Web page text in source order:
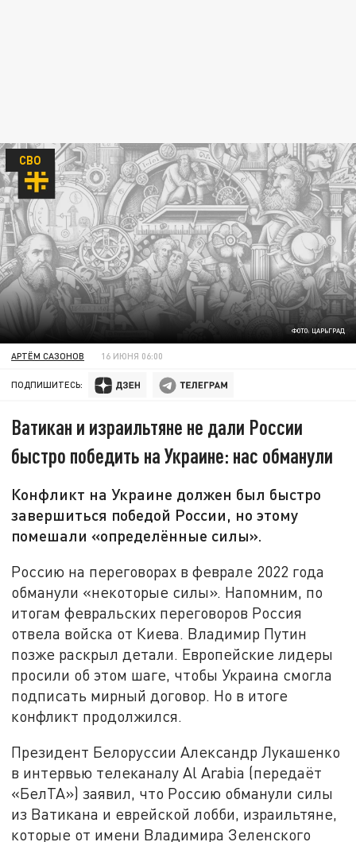
ФОТО: ЦАРЬГРАД
СВО
АРТЁМ САЗОНОВ 16 ИЮНЯ 06:00
ПОДПИШИТЕСЬ:
Ватикан и израильтяне не дали России
быстро победить на Украине: нас обманули
Конфликт на Украине должен был быстро
завершиться победой России, но этому
помешали «определённые силы».
Россию на переговорах в феврале 2022 года
обманули «некоторые силы». Напомним, по
итогам февральских переговоров Россия
отвела войска от Киева. Владимир Путин
позже раскрыл детали. Европейские лидеры
просили об этом шаге, чтобы Украина смогла
подписать мирный договор. Но в итоге
конфликт продолжился.
Президент Белоруссии Александр Лукашенко
в интервью телеканалу Al Arabia (передаёт
«БелТА») заявил, что Россию обманули силы
из Ватикана и еврейской лобби, израильтяне,
которые от имени Владимира Зеленского